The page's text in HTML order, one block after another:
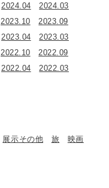
2024.04
2024.03
2023.10
2023.09
2023.04
2023.03
2022.10
2022.09
2022.04
2022.03
展示その他 旅
映画